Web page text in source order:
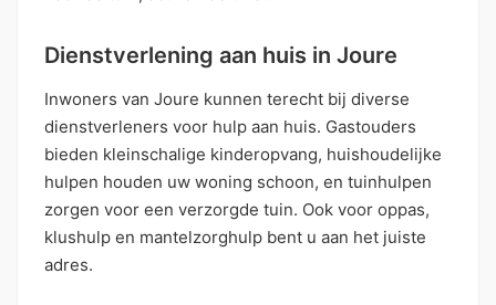
Dienstverlening aan huis in Joure
Inwoners van Joure kunnen terecht bij diverse
dienstverleners voor hulp aan huis. Gastouders
bieden kleinschalige kinderopvang, huishoudelijke
hulpen houden uw woning schoon, en tuinhulpen
zorgen voor een verzorgde tuin. Ook voor oppas,
klushulp en mantelzorghulp bent u aan het juiste
adres.